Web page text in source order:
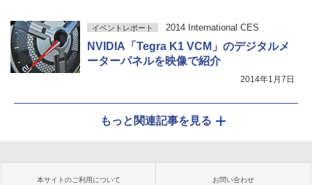
イベントレポート 2014 International CES
NVIDIA「Tegra K1 VCM」のデジタルメ
ーターパネルを映像で紹介
2014年1月7日
もっと関連記事を見る
本サイトのご利用について お問い合わせ